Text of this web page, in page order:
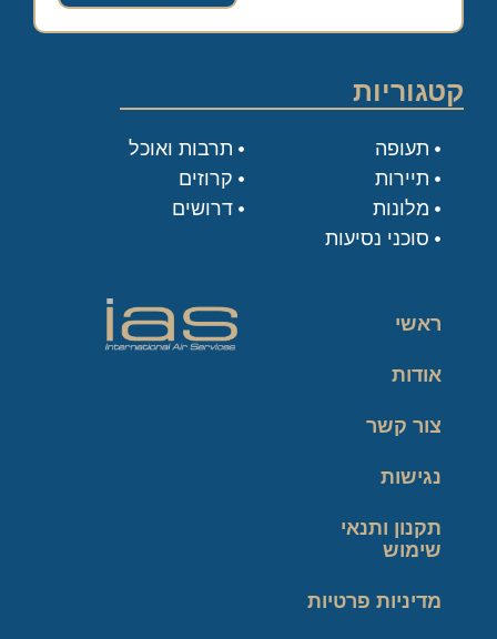
קטגוריות
תעופה
תיירות
מלונות
סוכני נסיעות
תרבות ואוכל
קרוזים
דרושים
ראשי
אודות
צור קשר
נגישות
תקנון ותנאי
שימוש
מדיניות פרטיות